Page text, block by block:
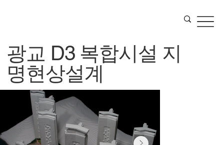
광교 D3 복합시설 지
명현상설계